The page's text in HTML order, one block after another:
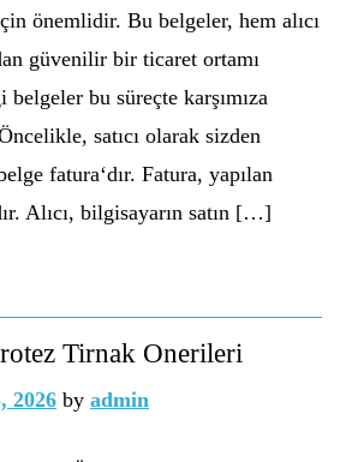
önemlidir. Bu belgeler, hem alıcı
güvenilir bir ticaret ortamı
bu süreçte karşımıza
satıcı olarak sizden
fatura‘dır. Fatura, yapılan
Alıcı, bilgisayarın satın […]
Tirnak Onerileri
2026 by admin